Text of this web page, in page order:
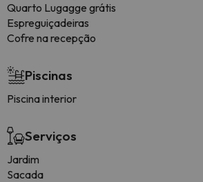
Quarto Lugagge grátis
Espreguiçadeiras
Cofre na recepção
Piscinas
Piscina interior
Serviços
Jardim
Sacada